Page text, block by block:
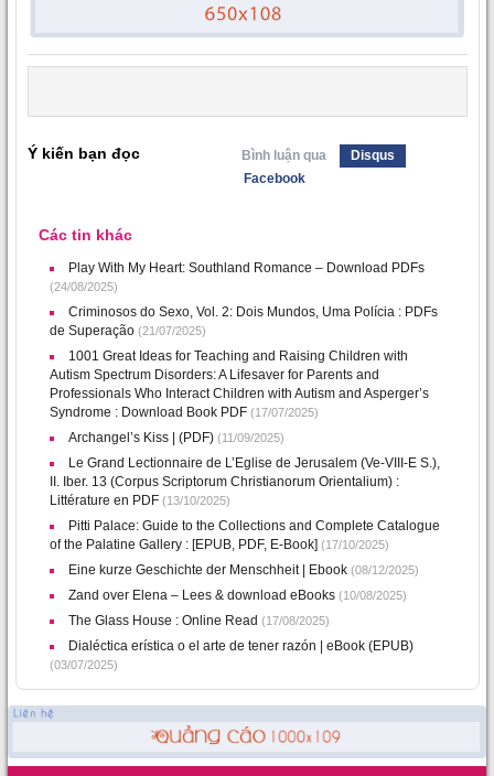
Ý kiến bạn đọc Bình luận qua
Disqus
Facebook
Các tin khác
Play With My Heart: Southland Romance – Download PDFs
(24/08/2025)
Criminosos do Sexo, Vol. 2: Dois Mundos, Uma Polícia : PDFs
de Superação (21/07/2025)
1001 Great Ideas for Teaching and Raising Children with
Autism Spectrum Disorders: A Lifesaver for Parents and
Professionals Who Interact Children with Autism and Asperger’s
Syndrome : Download Book PDF (17/07/2025)
Archangel’s Kiss | (PDF) (11/09/2025)
Le Grand Lectionnaire de L’Eglise de Jerusalem (Ve-VIII-E S.),
II. Iber. 13 (Corpus Scriptorum Christianorum Orientalium) :
Littérature en PDF (13/10/2025)
Pitti Palace: Guide to the Collections and Complete Catalogue
of the Palatine Gallery : [EPUB, PDF, E-Book] (17/10/2025)
Eine kurze Geschichte der Menschheit | Ebook (08/12/2025)
Zand over Elena – Lees & download eBooks (10/08/2025)
The Glass House : Online Read (17/08/2025)
Dialéctica erística o el arte de tener razón | eBook (EPUB)
(03/07/2025)